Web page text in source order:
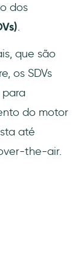
dos
.
que são
os SDVs
do motor
até
the-air.